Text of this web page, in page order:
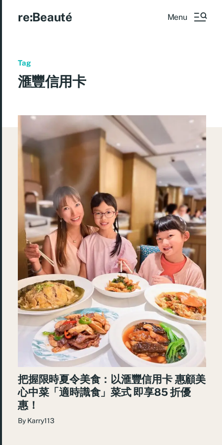
re:Beauté Menu
Tag
滙豐信用卡
把握限時夏令美食：以滙豐信用卡 惠顧美
心中菜「適時識食」菜式 即享85 折優
惠！
By Karry113